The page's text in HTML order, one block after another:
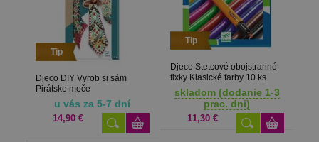
Tip
Djeco DIY Vyrob si sám
Pirátske meče
u vás za 5-7 dní
14,90 €
Tip
Djeco Štetcové obojstranné
fixky Klasické farby 10 ks
skladom (dodanie 1-3
prac. dni)
11,30 €